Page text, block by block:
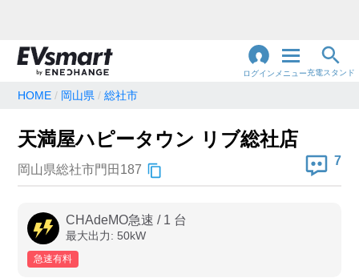
ログイン メニュー充電スタンド
地名・観光スポット・住所で検索
充電器の種類
急速充電器のみ表示
高速道路上のみ表示
HOME 岡山県 総社市
天満屋ハピータウン リブ総社店
岡山県総社市門田187
7
CHAdeMO急速 / 1 台
最大出力: 50kW
急速有料